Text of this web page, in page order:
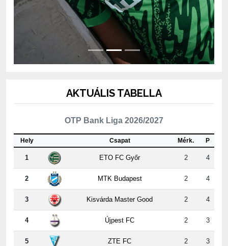
AKTUÁLIS TABELLA
OTP Bank Liga 2026/2027
Hely Csapat Mérk. P
1 ETO FC Győr 2 4
2 MTK Budapest 2 4
3 Kisvárda Master Good 2 4
4 Újpest FC 2 3
5 ZTE FC 2 3